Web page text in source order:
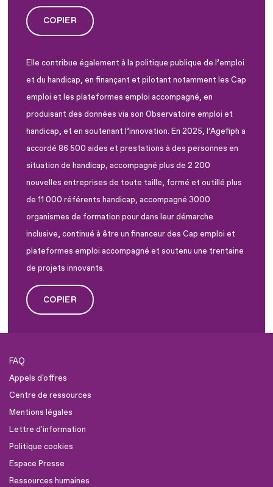
COPIER
Elle contribue également à la politique publique de l’emploi
et du handicap, en finançant et pilotant notamment les Cap
emploi et les plateformes emploi accompagné, en
produisant des données via son Observatoire emploi et
handicap, et en soutenant l’innovation. En 2025, l’Agefiph a
accordé 86 500 aides et prestations à des personnes en
situation de handicap, accompagné plus de 2 200
nouvelles entreprises de toute taille, formé et outillé plus
de 11 000 référents handicap, accompagné 3000
organismes de formation pour dans leur démarche
inclusive, continué à être un financeur des Cap emploi et
plateformes emploi accompagné et soutenu une trentaine
de projets innovants.
COPIER
FAQ
Appels d'offres
Centre de ressources
Mentions légales
Lettre d'information
Politique cookies
Espace Presse
Ressources humaines